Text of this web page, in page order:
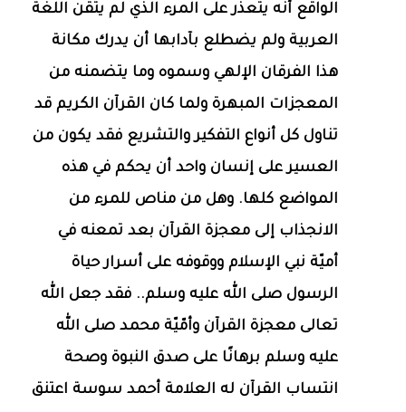
الواقع أنه يتعذر على المرء الذي لم يتقن اللغة
العربية ولم يضطلع بآدابها أن يدرك مكانة
هذا الفرقان الإلهي وسموه وما يتضمنه من
المعجزات المبهرة ولما كان القرآن الكريم قد
تناول كل أنواع التفكير والتشريع فقد يكون من
العسير على إنسان واحد أن يحكم في هذه
المواضع كلها. وهل من مناص للمرء من
الانجذاب إلى معجزة القرآن بعد تمعنه في
أميّة نبي الإسلام ووقوفه على أسرار حياة
الرسول صلى الله عليه وسلم.. فقد جعل الله
تعالى معجزة القرآن وأمّيّة محمد صلى الله
عليه وسلم برهانًا على صدق النبوة وصحة
انتساب القرآن له العلامة أحمد سوسة اعتنق